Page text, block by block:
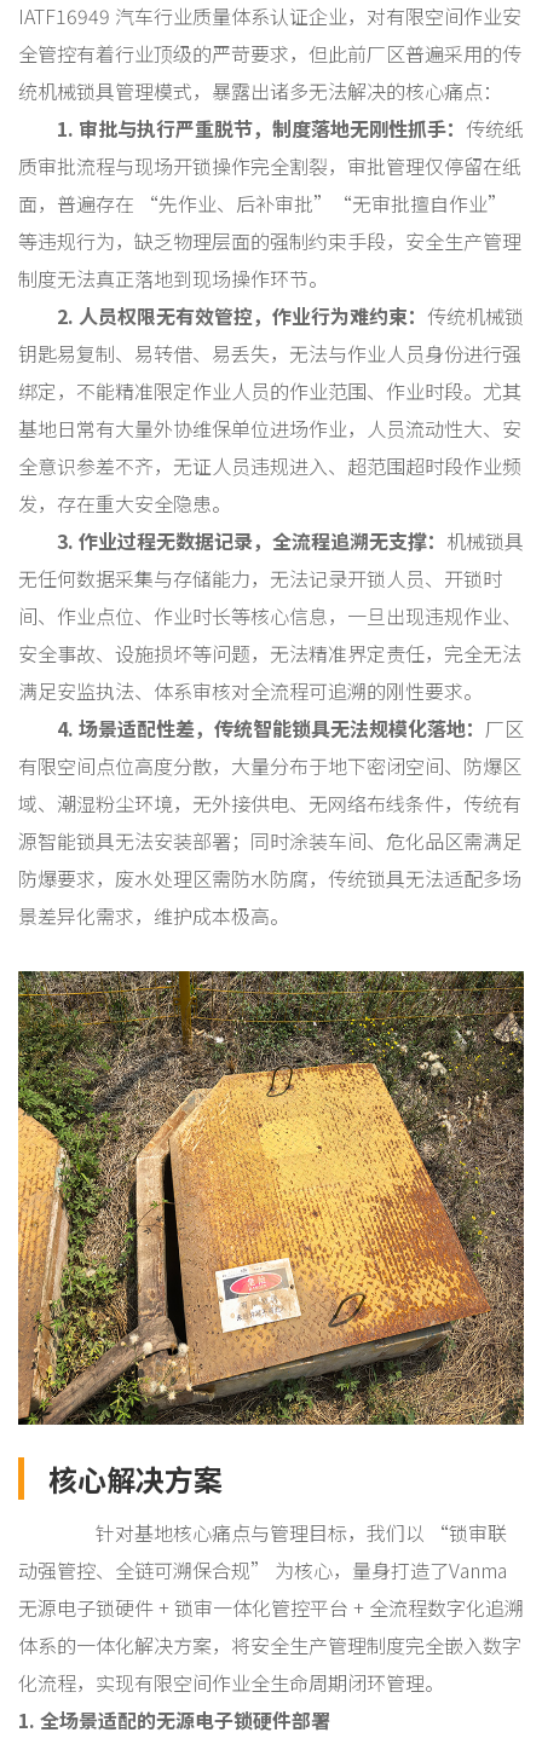
IATF16949 汽车行业质量体系认证企业，对有限空间作业安
全管控有着行业顶级的严苛要求，但此前厂区普遍采用的传
统机械锁具管理模式，暴露出诸多无法解决的核心痛点：
1. 审批与执行严重脱节，制度落地无刚性抓手： 传统纸
质审批流程与现场开锁操作完全割裂，审批管理仅停留在纸
面，普遍存在 “先作业、后补审批”“无审批擅自作业”
等违规行为，缺乏物理层面的强制约束手段，安全生产管理
制度无法真正落地到现场操作环节。
2. 人员权限无有效管控，作业行为难约束： 传统机械锁
钥匙易复制、易转借、易丢失，无法与作业人员身份进行强
绑定，不能精准限定作业人员的作业范围、作业时段。尤其
基地日常有大量外协维保单位进场作业，人员流动性大、安
全意识参差不齐，无证人员违规进入、超范围超时段作业频
发，存在重大安全隐患。
3. 作业过程无数据记录，全流程追溯无支撑： 机械锁具
无任何数据采集与存储能力，无法记录开锁人员、开锁时
间、作业点位、作业时长等核心信息，一旦出现违规作业、
安全事故、设施损坏等问题，无法精准界定责任，完全无法
满足安监执法、体系审核对全流程可追溯的刚性要求。
4. 场景适配性差，传统智能锁具无法规模化落地： 厂区
有限空间点位高度分散，大量分布于地下密闭空间、防爆区
域、潮湿粉尘环境，无外接供电、无网络布线条件，传统有
源智能锁具无法安装部署；同时涂装车间、危化品区需满足
防爆要求，废水处理区需防水防腐，传统锁具无法适配多场
景差异化需求，维护成本极高。
核心解决方案
针对基地核心痛点与管理目标，我们以 “锁审联
动强管控、全链可溯保合规” 为核心，量身打造了Vanma
无源电子锁硬件 + 锁审一体化管控平台 + 全流程数字化追溯
体系的一体化解决方案，将安全生产管理制度完全嵌入数字
化流程，实现有限空间作业全生命周期闭环管理。
1. 全场景适配的无源电子锁硬件部署